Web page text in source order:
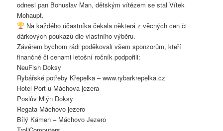
odnesl pan Bohuslav Man, dětským vítězem se stal Vítek
Mohaupt.
Na každého účastníka čekala některá z věcných cen či
dárkových poukazů dle vlastního výběru.
Závěrem bychom rádi poděkovali všem sponzorům, kteří
finančně či cenami letošní ročník podpořili:
NeuFish Doksy
Rybářské potřeby Křepelka – www.rybarkrepelka.cz
Hotel Port u Máchova jezera
Poslův Mlýn Doksy
Regata Máchovo jezero
Bílý Kámen – Máchovo Jezero